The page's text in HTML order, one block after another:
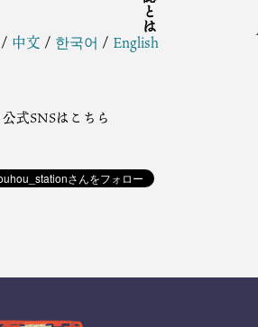
中文 / 한국어 / English
公式SNSはこちら